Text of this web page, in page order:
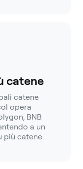
catene
catene
opera
BNB
a un
più catene.